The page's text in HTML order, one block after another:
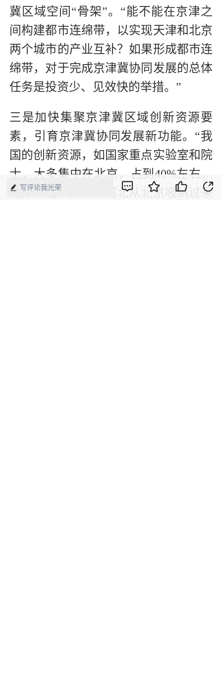
冀区域空间“骨架”。“能不能在京津之
间构建都市连绵带，以实现天津和北京
两个城市的产业互补？如果形成都市连
绵带，对于完成京津冀协同发展的总体
任务是投资少、见效快的举措。”
三是加快集聚京津冀区域创新资源要
素，引育京津冀协同发展新功能。“我
国的创新资源，如国家重点实验室和院
士，大多集中在北京，占到40%左右。
遗憾的是，天津、河北从北京吸纳过来
写评论我光荣